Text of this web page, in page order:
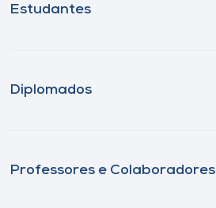
Estudantes
Diplomados
Professores e Colaboradores